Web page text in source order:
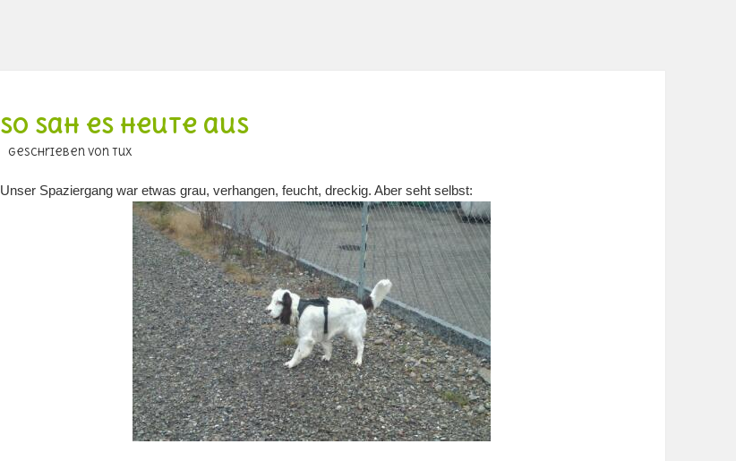
So sah es heute aus
geschrieben von Tux
Unser Spaziergang war etwas grau, verhangen, feucht, dreckig. Aber seht selbst: